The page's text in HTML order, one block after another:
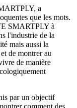
a
que les mots.
SMARTPLY à
l'industrie de la
mais aussi la
de montrer au
de manière
par un objectif
comment des